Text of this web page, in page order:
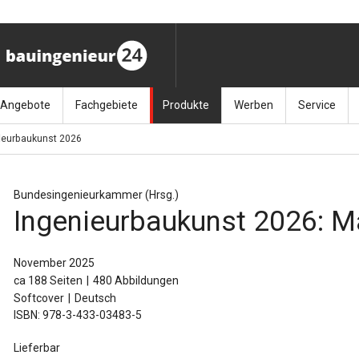
(11.9.26)
(26.11.26)
(3.12.26)
Angebote
Stellenmarkt
Kalender-Preisreduzierung
Fachgebiete
Architektur
Bauen im Bestand
Bauphysik
Produkte
Zeitschriften
Artikeldatenbank / Kalenderrecherche
Werben Service
Newsletter
2026
Bundesingenieurkammer (Hrsg.)
Ingenieurbaukunst 2026:
November 2025
ca 188 Seiten
480 Abbildungen
Softcover
Deutsch
ISBN: 978-3-433-03483-5
Lieferbar